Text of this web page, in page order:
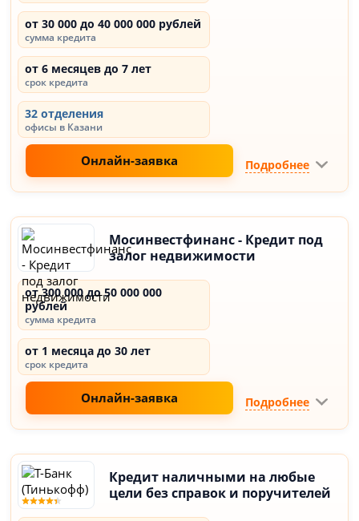
от 30 000 до 40 000 000 рублей
сумма кредита
от 6 месяцев до 7 лет
срок кредита
32 отделения
офисы в Казани
Онлайн-заявка Подробнее
Мосинвестфинанс - Кредит под
залог недвижимости
от 300 000 до 50 000 000
рублей
сумма кредита
от 1 месяца до 30 лет
срок кредита
Онлайн-заявка Подробнее
Кредит наличными на любые
цели без справок и поручителей